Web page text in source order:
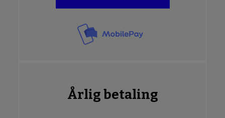
Årlig betaling